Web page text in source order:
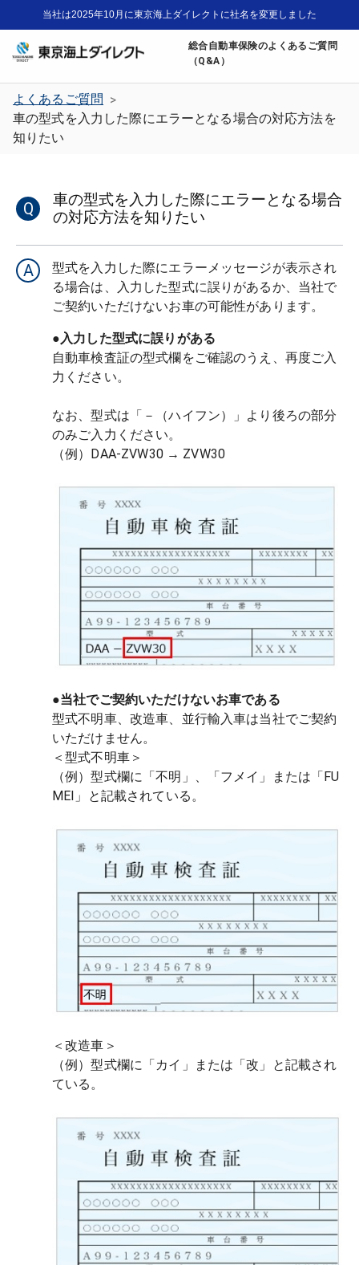
当社は2025年10月に東京海上ダイレクトに社名を変更しました
総合自動車保険のよくあるご質問
（Q&A）
よくあるご質問 >
車の型式を入力した際にエラーとなる場合の対応方法を
知りたい
Q
車の型式を入力した際にエラーとなる場合
の対応方法を知りたい
A
型式を入力した際にエラーメッセージが表示され
る場合は、入力した型式に誤りがあるか、当社で
●入力した型式に誤りがある
自動車検査証の型式欄をご確認のうえ、再度ご入
力ください。
なお、型式は「－（ハイフン）」より後ろの部分
のみご入力ください。
（例）DAA-ZVW30 → ZVW30
●当社でご契約いただけないお車である
型式不明車、改造車、並行輸入車は当社でご契約
いただけません。
＜型式不明車＞
（例）型式欄に「不明」、「フメイ」または「FU
MEI」と記載されている。
＜改造車＞
（例）型式欄に「カイ」または「改」と記載され
ている。